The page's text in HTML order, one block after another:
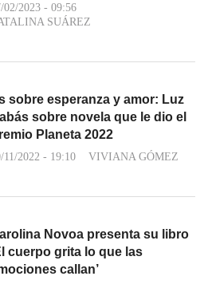
02/2023 - 09:56
SUÁREZ
sobre esperanza y amor: Luz
sobre novela que le dio el
Planeta 2022
11/2022 - 19:10 VIVIANA GÓMEZ
Novoa presenta su libro
cuerpo grita lo que las
callan’